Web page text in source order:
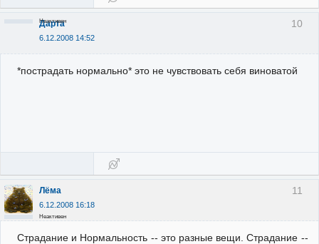
10
Дарта
6.12.2008 14:52
Неактивен
*пострадать нормально* это не чувствовать себя виноватой
11
Лёма
6.12.2008 16:18
Неактивен
Страдание и Нормальность -- это разные вещи. Страдание --